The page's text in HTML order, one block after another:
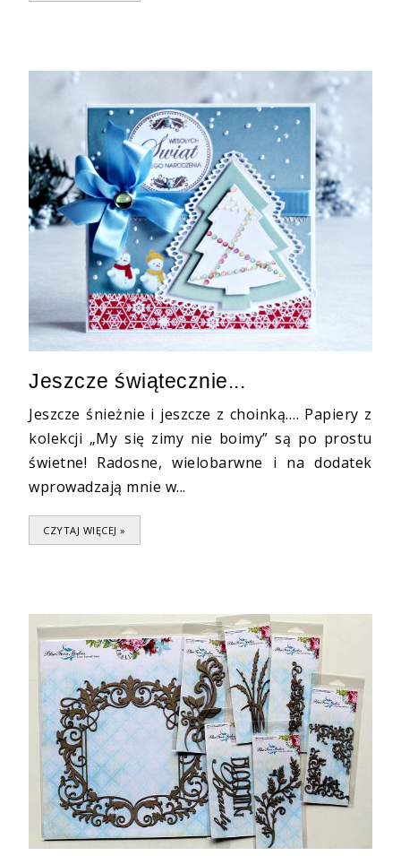
Jeszcze świątecznie...
Jeszcze śnieżnie i jeszcze z choinką…. Papiery z
kolekcji „My się zimy nie boimy” są po prostu
świetne! Radosne, wielobarwne i na dodatek
wprowadzają mnie w...
CZYTAJ WIĘCEJ »